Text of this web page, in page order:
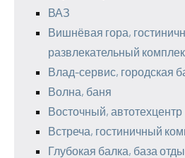
ВАЗ
Вишнёвая гора,
развлекательный
Влад-сервис, городская
Волна, баня
Восточный, автотехцентр
Встреча, гостиничный
Глубокая балка, база